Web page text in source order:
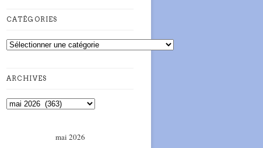
CATÉGORIES
ARCHIVES
mai 2026